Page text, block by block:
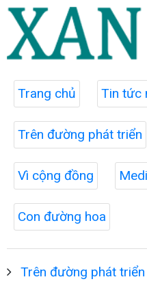
Trang chủ Tin tức
Trên đường phát triển
Vì cộng đồng
Con đường hoa
Trên đường phát triển